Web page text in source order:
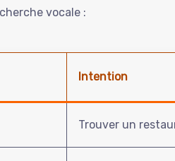
vocale :
Intention
Trouver un